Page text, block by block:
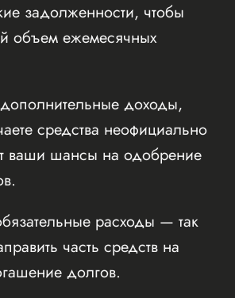
задолженности, чтобы
объем ежемесячных
дополнительные доходы,
средства неофициально
ваши шансы на одобрение
расходы — так
часть средств на
долгов.